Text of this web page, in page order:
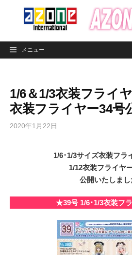
ン
メニュー
1/6＆1/3衣装フライ
衣装フライヤー34号
2020年1月22日
1/6･1/3サイズ衣装フラ
1/12衣装フライヤ
公開いたしまし
★39号 1/6･1/3衣装フ